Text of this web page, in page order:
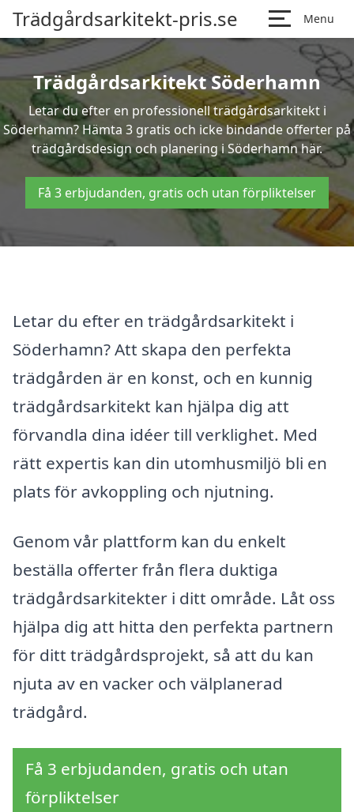
Trädgårdsarkitekt-pris.se Menu
Trädgårdsarkitekt Söderhamn
Letar du efter en professionell trädgårdsarkitekt i
Söderhamn? Hämta 3 gratis och icke bindande offerter på
trädgårdsdesign och planering i Söderhamn här.
Få 3 erbjudanden, gratis och utan förpliktelser
Letar du efter en trädgårdsarkitekt i
Söderhamn? Att skapa den perfekta
trädgården är en konst, och en kunnig
trädgårdsarkitekt kan hjälpa dig att
förvandla dina idéer till verklighet. Med
rätt expertis kan din utomhusmiljö bli en
plats för avkoppling och njutning.
Genom vår plattform kan du enkelt
beställa offerter från flera duktiga
trädgårdsarkitekter i ditt område. Låt oss
hjälpa dig att hitta den perfekta partnern
för ditt trädgårdsprojekt, så att du kan
njuta av en vacker och välplanerad
trädgård.
Få 3 erbjudanden, gratis och utan
förpliktelser